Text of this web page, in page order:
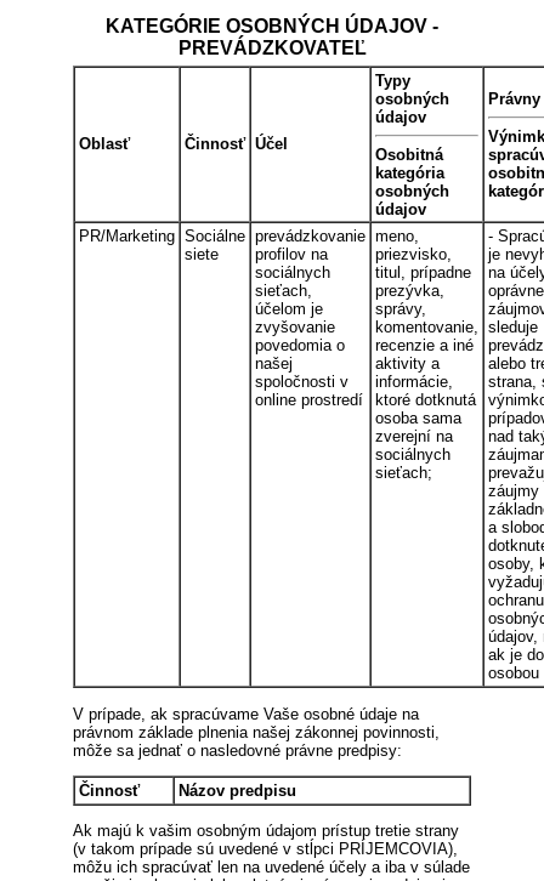
KATEGÓRIE OSOBNÝCH ÚDAJOV -
PREVÁDZKOVATEĽ
Oblasť Činnosť Účel
Typy
osobných
údajov
Osobitná
kategória
osobných
údajov
PR/Marketing Sociálne
siete
prevádzkovanie
profilov na
sociálnych
sieťach,
účelom je
zvyšovanie
povedomia o
našej
spoločnosti v
online prostredí
meno,
priezvisko,
titul, prípadne
prezývka,
správy,
komentovanie,
recenzie a iné
aktivity a
informácie,
ktoré dotknutá
osoba sama
zverejní na
sociálnych
sieťach;
-
je
na
sleduje
alebo
strana,
nad
záujmy
a
osoby,
ochranu
údajov,
ak je
V prípade, ak spracúvame Vaše osobné údaje na
právnom základe plnenia našej zákonnej povinnosti,
môže sa jednať o nasledovné právne predpisy:
Činnosť Názov predpisu
Ak majú k vašim osobným údajom prístup tretie strany
(v takom prípade sú uvedené v stĺpci PRÍJEMCOVIA),
môžu ich spracúvať len na uvedené účely a iba v súlade